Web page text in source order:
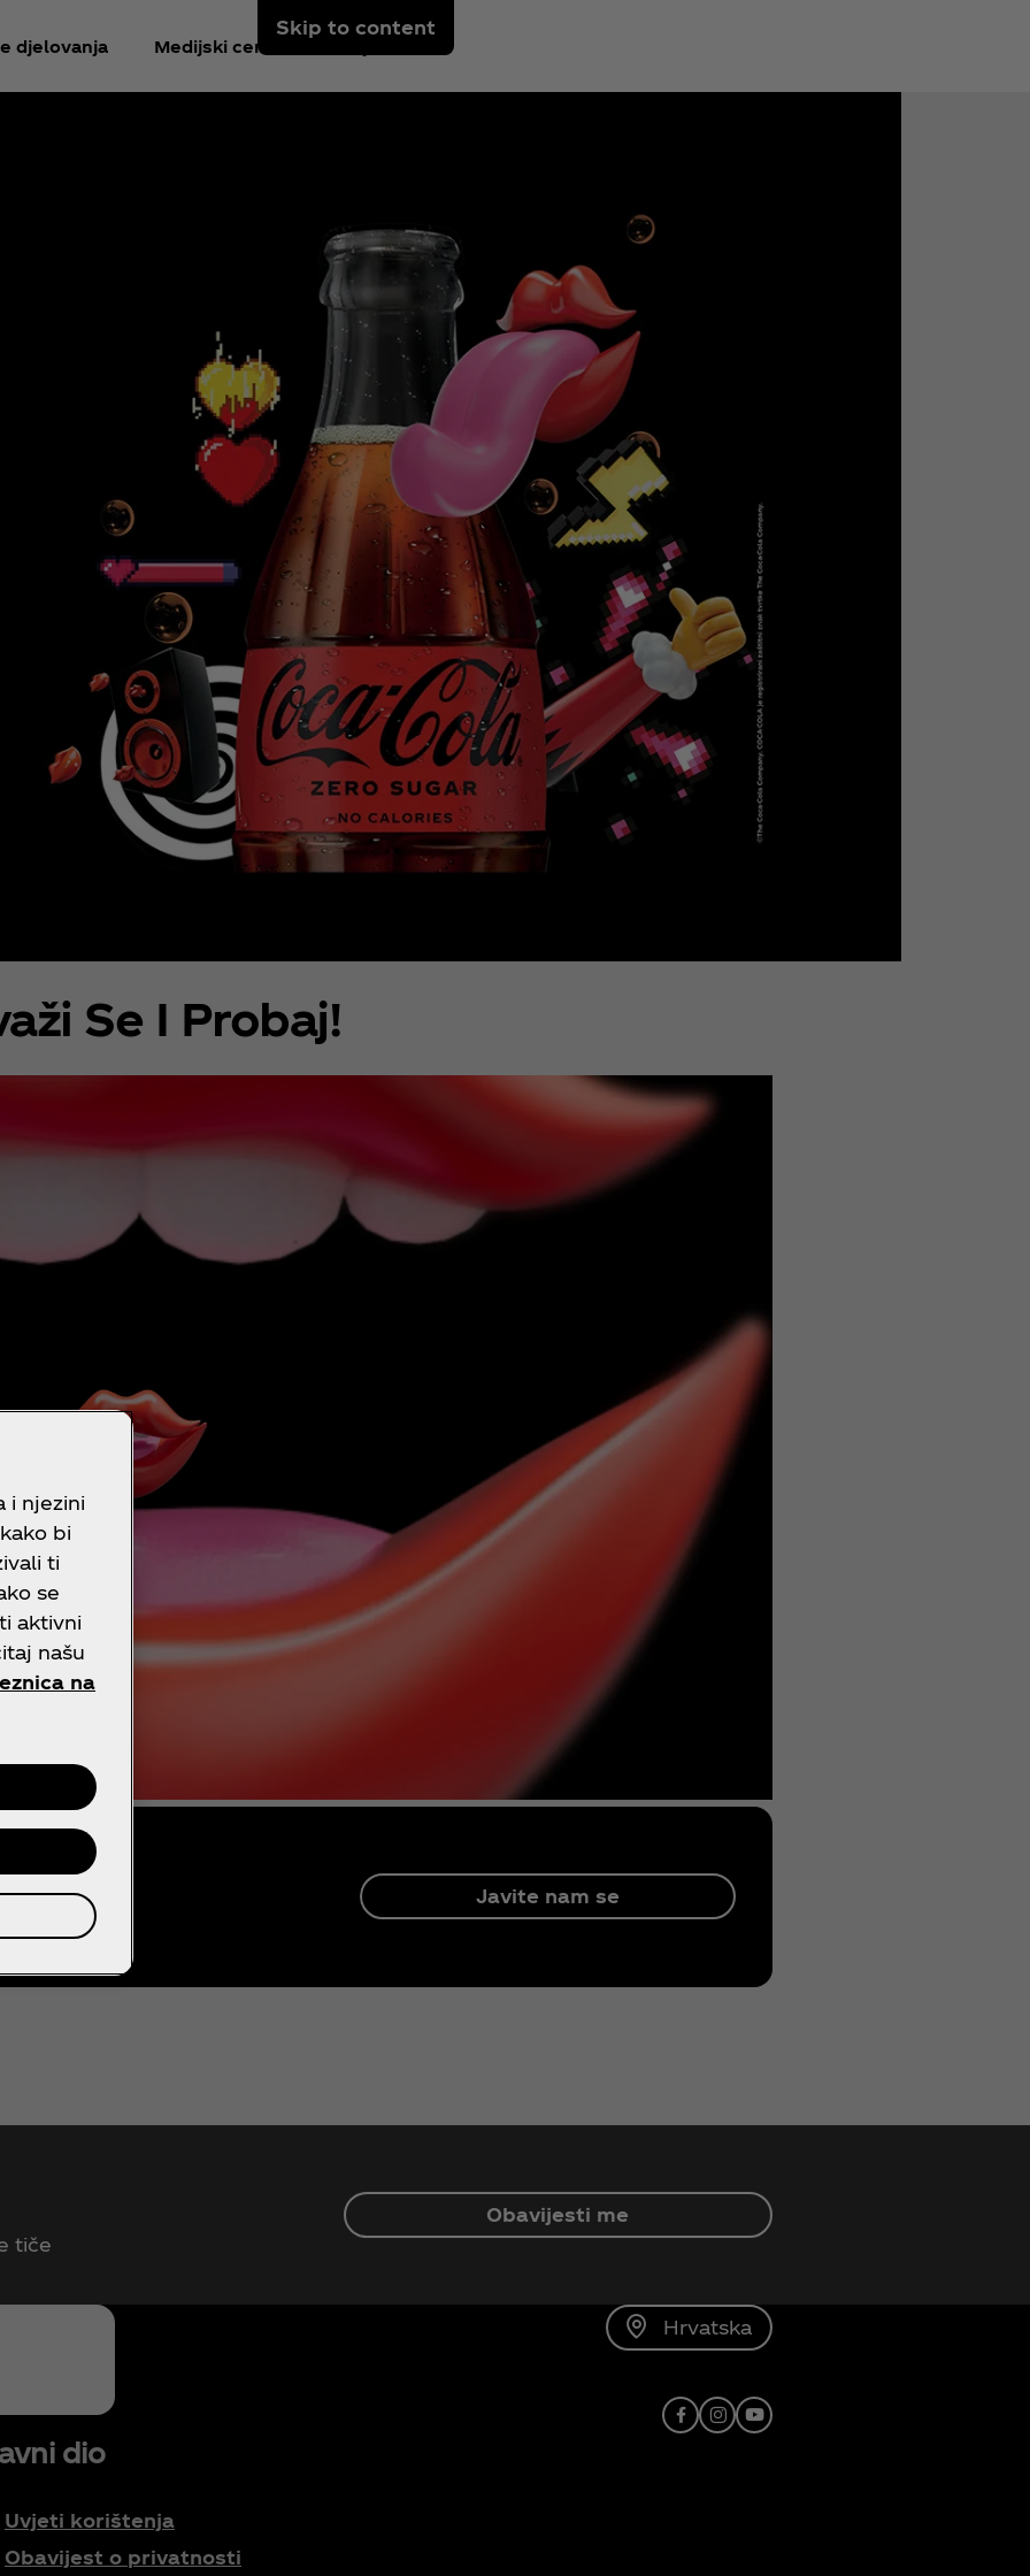
Skip to content
djelovanja Medijski centar
Se I Probaj!
Javite nam se
tiče
Obavijesti me
Hrvatska
dio
Uvjeti korištenja
Obavijest o privatnosti
Facebook
Instagram
Youtube
i njezini
bi
ti
se
aktivni
našu
na